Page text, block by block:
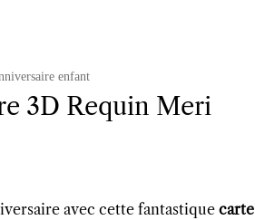
enfant
3D Requin Meri
avec cette fantastiquecarte